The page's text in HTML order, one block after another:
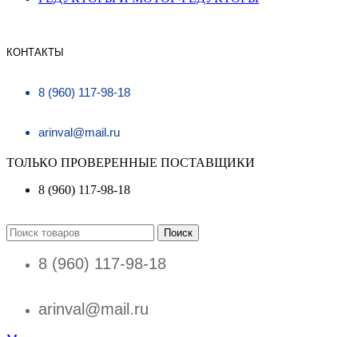
КОНТАКТЫ
8 (960) 117-98-18
arinval@mail.ru
ТОЛЬКО ПРОВЕРЕННЫЕ ПОСТАВЩИКИ
8 (960) 117-98-18
Поиск
8 (960) 117-98-18
arinval@mail.ru